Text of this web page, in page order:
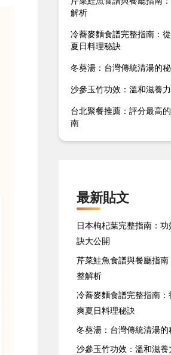
解析
冷蕎麥麵食譜完整指南：
夏日料理秘訣
冬葵湯：台灣傳統清湯的
沙參玉竹功效：溫和滋養
台北聚餐推薦：評分最高
南
最新貼文
日本枸杞葉完整指南：
訣大公開
芹菜鮭魚食譜與餐廳指
整解析
冷蕎麥麵食譜完整指南
爽夏日料理秘訣
冬葵湯：台灣傳統清湯
沙參玉竹功效：溫和滋